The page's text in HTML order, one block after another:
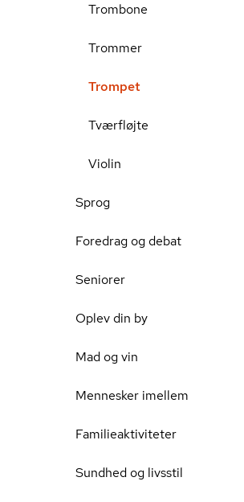
Trombone
Trommer
Trompet
Tværfløjte
Violin
Sprog
Foredrag og debat
Seniorer
Oplev din by
Mad og vin
Mennesker imellem
Familieaktiviteter
Sundhed og livsstil